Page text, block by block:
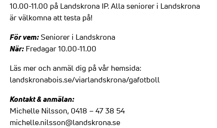
10.00-11.00 på Landskrona IP. Alla seniorer i Landskrona
är välkomna att testa på!
För vem: Seniorer i Landskrona
När: Fredagar 10.00-11.00
Läs mer och anmäl dig på vår hemsida:
landskronabois.se/viarlandskrona/gafotboll
Kontakt & anmälan:
Michelle Nilsson, 0418 – 47 38 54
michelle.nilsson@landskrona.se